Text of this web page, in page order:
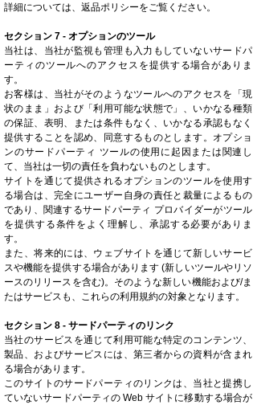
詳細については、返品ポリシーをご覧ください。
セクション 7 - オプションのツール
当社は、当社が監視も管理も入力もしていないサードパ
ーティのツールへのアクセスを提供する場合がありま
す。
お客様は、当社がそのようなツールへのアクセスを「現
状のまま」および「利用可能な状態で」、いかなる種類
の保証、表明、または条件もなく、いかなる承認もなく
提供することを認め、同意するものとします。オプショ
ンのサードパーティ ツールの使用に起因または関連し
て、当社は一切の責任を負わないものとします。
サイトを通じて提供されるオプションのツールを使用す
る場合は、完全にユーザー自身の責任と裁量によるもの
であり、関連するサードパーティ プロバイダーがツール
を提供する条件をよく理解し、承認する必要がありま
す。
また、将来的には、ウェブサイトを通じて新しいサービ
スや機能を提供する場合があります (新しいツールやリソ
ースのリリースを含む)。そのような新しい機能および/ま
たはサービスも、これらの利用規約の対象となります。
セクション 8 - サードパーティのリンク
当社のサービスを通じて利用可能な特定のコンテンツ、
製品、およびサービスには、第三者からの資料が含まれ
る場合があります。
このサイトのサードパーティのリンクは、当社と提携し
ていないサードパーティの Web サイトに移動する場合が